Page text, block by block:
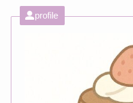
profile